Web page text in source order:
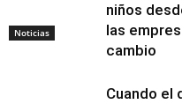
Noticias
niños
las
cambio
Cuando el